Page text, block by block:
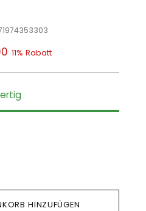
11% Rabatt
HINZUFÜGEN